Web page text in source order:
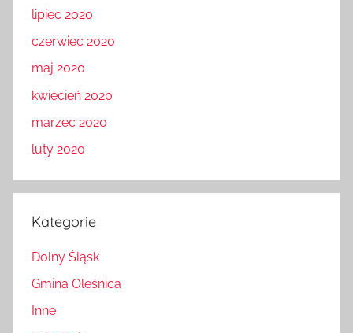
lipiec 2020
czerwiec 2020
maj 2020
kwiecień 2020
marzec 2020
luty 2020
Kategorie
Dolny Śląsk
Gmina Oleśnica
Inne